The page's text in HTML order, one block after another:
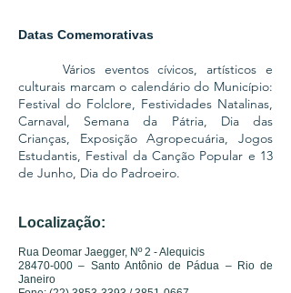
Datas Comemorativas
Vários eventos cívicos, artísticos e
culturais marcam o calendário do Município:
Festival do Folclore, Festividades Natalinas,
Carnaval, Semana da Pátria, Dia das
Crianças, Exposição Agropecuária, Jogos
Estudantis, Festival da Canção Popular e 13
de Junho, Dia do Padroeiro.
Localização:
Rua Deomar Jaegger, Nº 2 - Alequicis
28470-000 – Santo Antônio de Pádua – Rio de
Janeiro